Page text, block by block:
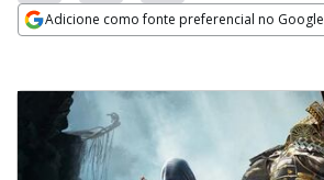
Adicione como fonte preferencial no Google